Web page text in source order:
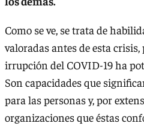
Como se ve, se trata de
valoradas antes de esta
irrupción del COVID-19 ha
Son capacidades que
para las personas y, por
organizaciones que éstas